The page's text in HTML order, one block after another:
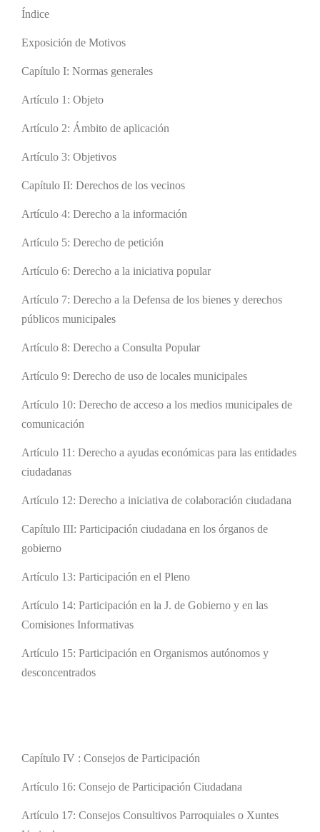
Índice
Exposición de Motivos
Capítulo I: Normas generales
Artículo 1: Objeto
Artículo 2: Ámbito de aplicación
Artículo 3: Objetivos
Capítulo II: Derechos de los vecinos
Artículo 4: Derecho a la información
Artículo 5: Derecho de petición
Artículo 6: Derecho a la iniciativa popular
Artículo 7: Derecho a la Defensa de los bienes y derechos
públicos municipales
Artículo 8: Derecho a Consulta Popular
Artículo 9: Derecho de uso de locales municipales
Artículo 10: Derecho de acceso a los medios municipales de
comunicación
Artículo 11: Derecho a ayudas económicas para las entidades
ciudadanas
Artículo 12: Derecho a iniciativa de colaboración ciudadana
Capítulo III: Participación ciudadana en los órganos de
gobierno
Artículo 13: Participación en el Pleno
Artículo 14: Participación en la J. de Gobierno y en las
Comisiones Informativas
Artículo 15: Participación en Organismos autónomos y
desconcentrados
Capítulo IV : Consejos de Participación
Artículo 16: Consejo de Participación Ciudadana
Artículo 17: Consejos Consultivos Parroquiales o Xuntes